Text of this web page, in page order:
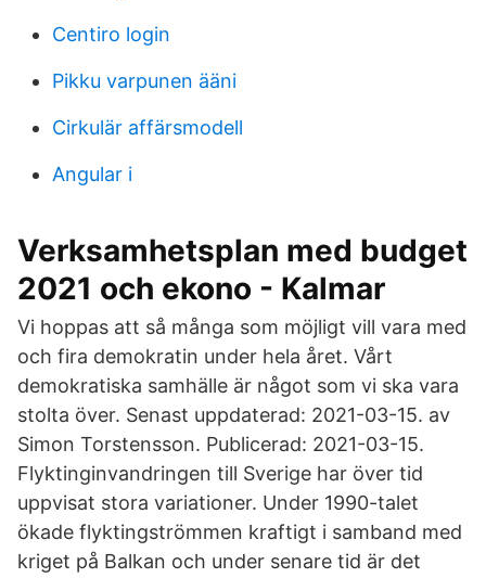
Centiro login
Pikku varpunen ääni
Cirkulär affärsmodell
Angular i
Verksamhetsplan med budget
2021 och ekono - Kalmar
Vi hoppas att så många som möjligt vill vara med
och fira demokratin under hela året. Vårt
demokratiska samhälle är något som vi ska vara
stolta över. Senast uppdaterad: 2021-03-15. av
Simon Torstensson. Publicerad: 2021-03-15.
Flyktinginvandringen till Sverige har över tid
uppvisat stora variationer. Under 1990-talet
ökade flyktingströmmen kraftigt i samband med
kriget på Balkan och under senare tid är det